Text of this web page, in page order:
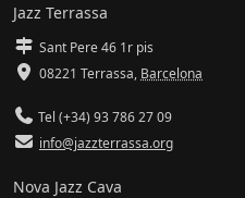
Jazz Terrassa
Sant Pere 46 1r pis
08221 Terrassa, Barcelona
Tel (+34) 93 786 27 09
info@jazzterrassa.org
Nova Jazz Cava